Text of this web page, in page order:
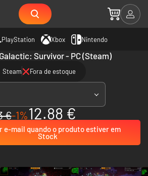
PlayStation Xbox Nintendo
Survivor - PC (Steam)
Steam Fora de estoque
€-1%12.88 €
e-mail quando o produto estiver em
Stock